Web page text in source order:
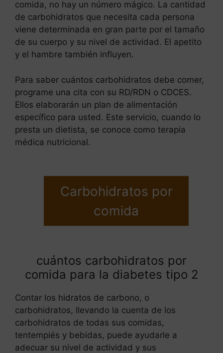
comida, no hay un número mágico. La cantidad
de carbohidratos que necesita cada persona
viene determinada en gran parte por el tamaño
de su cuerpo y su nivel de actividad. El apetito
y el hambre también influyen.
Para saber cuántos carbohidratos debe comer,
programe una cita con su RD/RDN o CDCES.
Ellos elaborarán un plan de alimentación
específico para usted. Este servicio, cuando lo
presta un dietista, se conoce como terapia
médica nutricional.
Carbohidratos por
comida
cuántos carbohidratos por
comida para la diabetes tipo 2
Contar los hidratos de carbono, o
carbohidratos, llevando la cuenta de los
carbohidratos de todas sus comidas,
tentempiés y bebidas, puede ayudarle a
adecuar su nivel de actividad y sus